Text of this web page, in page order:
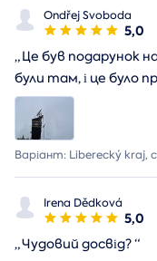
Ondřej Svoboda
5,0
„Це був подарунок
були там, і це було
Варіант: Liberecký kraj,
Irena Dědková
5,0
„Чудовий досвід?“